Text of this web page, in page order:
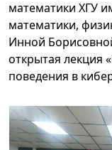
математики ХГУ
математики,
Инной
открытая лекция
поведения в